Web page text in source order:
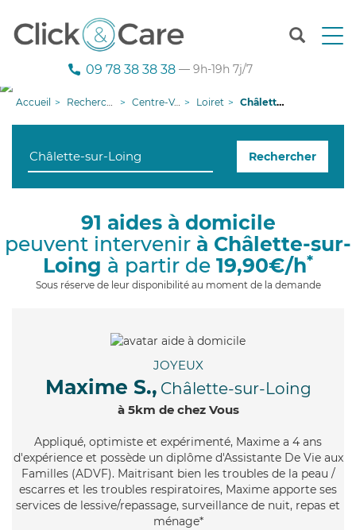
T
n
g
i
09 78 38 38 38 — 9h-19h 7j/7
Accueil Recherche aide à domicile Centre-Val de Loire Loiret Châlette-sur-Loing
Rechercher
91 aides à domicile
peuvent intervenir à Châlette-sur-
Loing à partir de 19,90€/h*
Sous réserve de leur disponibilité au moment de la demande
JOYEUX
Maxime S., Châlette-sur-Loing
à 5km de chez Vous
Appliqué, optimiste et expérimenté, Maxime a 4 ans
d'expérience et possède un diplôme d'Assistante De Vie aux
Familles (ADVF). Maitrisant bien les troubles de la peau /
escarres et les troubles respiratoires, Maxime apporte ses
services de lessive/repassage, surveillance de nuit, repas et
ménage*